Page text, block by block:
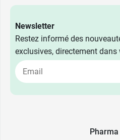
Newsletter
Restez informé des
exclusives, directement
Pharma